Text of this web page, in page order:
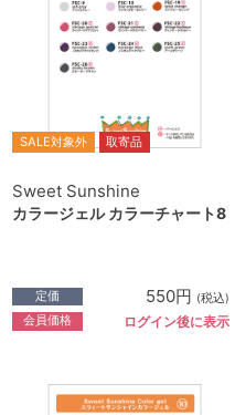
SALE対象外 取寄品
Sweet Sunshine
カラージェル カラーチャート8
定価 550円 (税込)
会員価格 ログイン後に表示